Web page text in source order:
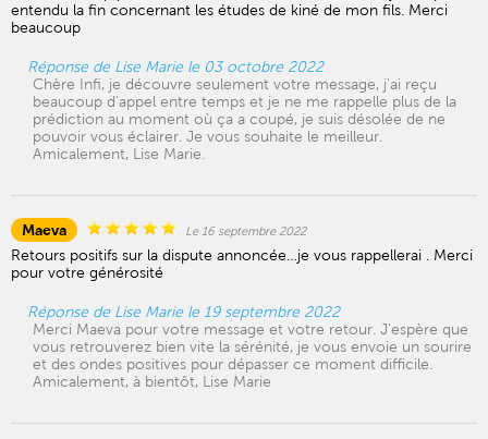
entendu la fin concernant les études de kiné de mon fils. Merci
beaucoup
Réponse de Lise Marie le 03 octobre 2022
Chère Infi, je découvre seulement votre message, j'ai reçu
beaucoup d'appel entre temps et je ne me rappelle plus de la
prédiction au moment où ça a coupé, je suis désolée de ne
pouvoir vous éclairer. Je vous souhaite le meilleur.
Amicalement, Lise Marie.
Maeva Le 16 septembre 2022
Retours positifs sur la dispute annoncée…je vous rappellerai . Merci
pour votre générosité
Réponse de Lise Marie le 19 septembre 2022
Merci Maeva pour votre message et votre retour. J'espère que
vous retrouverez bien vite la sérénité, je vous envoie un sourire
et des ondes positives pour dépasser ce moment difficile.
Amicalement, à bientôt, Lise Marie